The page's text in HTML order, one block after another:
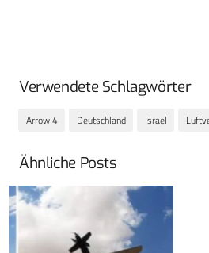
Verwendete Schlagwörter
Arrow 4 Deutschland Israel
Ähnliche Posts